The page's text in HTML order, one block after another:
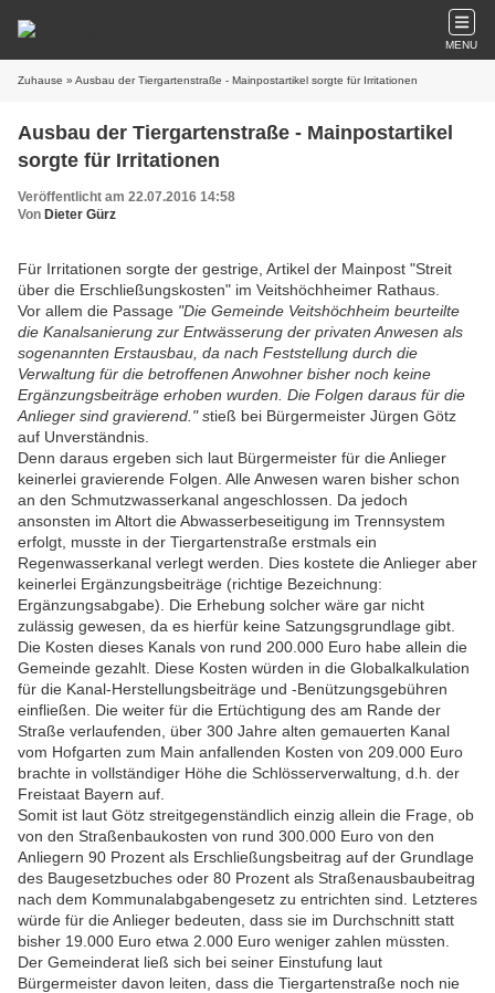
MENU
Zuhause » Ausbau der Tiergartenstraße - Mainpostartikel sorgte für Irritationen
Ausbau der Tiergartenstraße - Mainpostartikel
sorgte für Irritationen
Veröffentlicht am 22.07.2016 14:58
Von Dieter Gürz
Für Irritationen sorgte der gestrige, Artikel der Mainpost "Streit
über die Erschließungskosten" im Veitshöchheimer Rathaus.
Vor allem die Passage "Die Gemeinde Veitshöchheim beurteilte
die Kanalsanierung zur Entwässerung der privaten Anwesen als
sogenannten Erstausbau, da nach Feststellung durch die
Verwaltung für die betroffenen Anwohner bisher noch keine
Ergänzungsbeiträge erhoben wurden. Die Folgen daraus für die
Anlieger sind gravierend." stieß bei Bürgermeister Jürgen Götz
auf Unverständnis.
Denn daraus ergeben sich laut Bürgermeister für die Anlieger
keinerlei gravierende Folgen. Alle Anwesen waren bisher schon
an den Schmutzwasserkanal angeschlossen. Da jedoch
ansonsten im Altort die Abwasserbeseitigung im Trennsystem
erfolgt, musste in der Tiergartenstraße erstmals ein
Regenwasserkanal verlegt werden. Dies kostete die Anlieger aber
keinerlei Ergänzungsbeiträge (richtige Bezeichnung:
Ergänzungsabgabe). Die Erhebung solcher wäre gar nicht
zulässig gewesen, da es hierfür keine Satzungsgrundlage gibt.
Die Kosten dieses Kanals von rund 200.000 Euro habe allein die
Gemeinde gezahlt. Diese Kosten würden in die Globalkalkulation
für die Kanal-Herstellungsbeiträge und -Benützungsgebühren
einfließen. Die weiter für die Ertüchtigung des am Rande der
Straße verlaufenden, über 300 Jahre alten gemauerten Kanal
vom Hofgarten zum Main anfallenden Kosten von 209.000 Euro
brachte in vollständiger Höhe die Schlösserverwaltung, d.h. der
Freistaat Bayern auf.
Somit ist laut Götz streitgegenständlich einzig allein die Frage, ob
von den Straßenbaukosten von rund 300.000 Euro von den
Anliegern 90 Prozent als Erschließungsbeitrag auf der Grundlage
des Baugesetzbuches oder 80 Prozent als Straßenausbaubeitrag
nach dem Kommunalabgabengesetz zu entrichten sind. Letzteres
würde für die Anlieger bedeuten, dass sie im Durchschnitt statt
bisher 19.000 Euro etwa 2.000 Euro weniger zahlen müssten.
Der Gemeinderat ließ sich bei seiner Einstufung laut
Bürgermeister davon leiten, dass die Tiergartenstraße noch nie